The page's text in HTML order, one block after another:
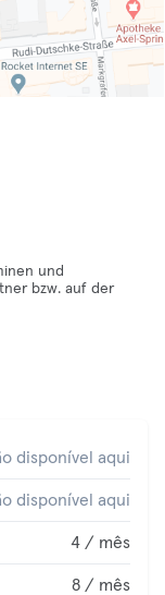
und
bzw. auf der
disponível aqui
disponível aqui
4 / mês
8 / mês